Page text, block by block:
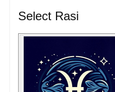
Select Rasi